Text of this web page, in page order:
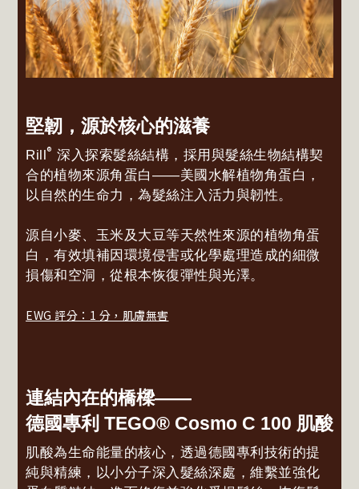
堅韌，源於核心的滋養
Rill® 深入探索髮絲結構，採用與髮絲生物結構契
合的植物來源角蛋白——美國水解植物角蛋白，
以自然的生命力，為髮絲注入活力與韌性。
源自小麥、玉米及大豆等天然性來源的植物角蛋
白，有效填補因環境侵害或化學處理造成的細微
損傷和空洞，從根本恢復彈性與光澤。
EWG 評分：1 分，肌膚無害
連結內在的橋樑——
德國專利 TEGO® Cosmo C 100 肌酸
肌酸為生命能量的核心，透過德國專利技術的提
純與精練，以小分子深入髮絲深處，維繫並強化